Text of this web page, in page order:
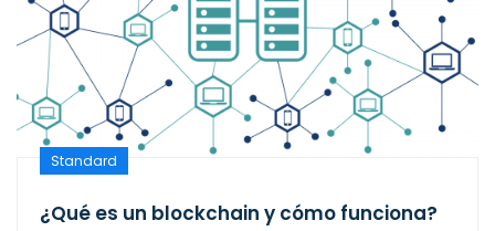
Standard
¿Qué es un blockchain y cómo funciona?